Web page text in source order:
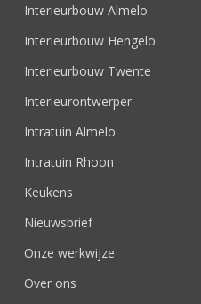
Interieurbouw Almelo
Interieurbouw Hengelo
Interieurbouw Twente
Interieurontwerper
Intratuin Almelo
Intratuin Rhoon
Keukens
Nieuwsbrief
Onze werkwijze
Over ons